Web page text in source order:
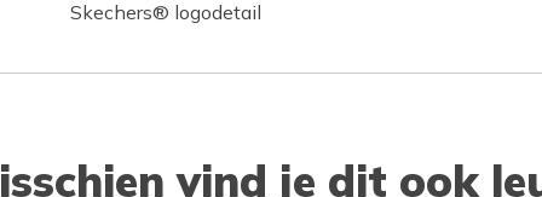
Skechers® logodetail
vind je dit ook